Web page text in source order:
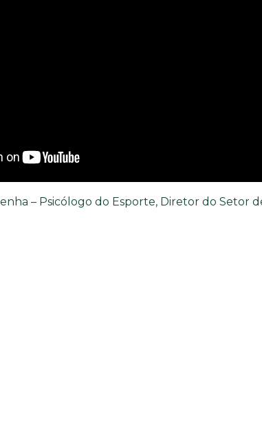
– Psicólogo do Esporte, Diretor do Setor